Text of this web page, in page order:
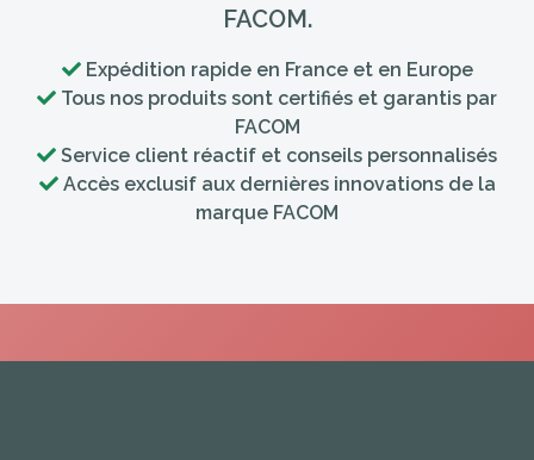
FACOM.
Expédition rapide en France et en Europe
Tous nos produits sont certifiés et garantis par
FACOM
Service client réactif et conseils personnalisés
Accès exclusif aux dernières innovations de la
marque FACOM